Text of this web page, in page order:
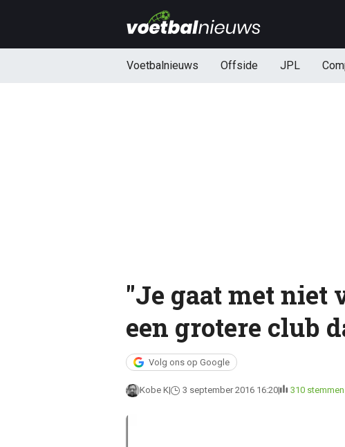
Voetbalnieuws Offside JPL
"Je gaat met niet
een grotere club
Volg ons op Google
Kobe K 3 september 2016 16:20 310 stemmen